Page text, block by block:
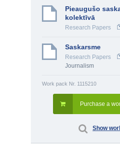
Pieaugušo
kolektīvā
Research Papers
Saskarsme
Research Papers
Journalism
Work pack Nr. 1115210
Purchase a
Show